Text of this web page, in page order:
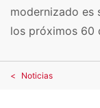
modernizado es
los próximos 60
Noticias